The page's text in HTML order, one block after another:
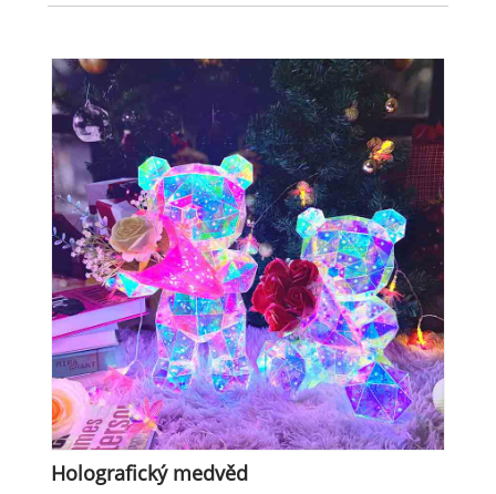
Holografický medvěd